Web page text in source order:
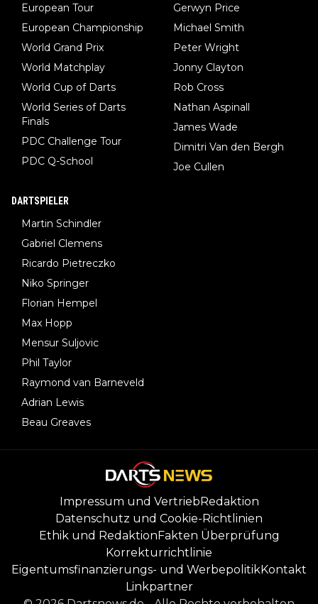
European Tour
European Championship
World Grand Prix
World Matchplay
World Cup of Darts
World Series of Darts
Finals
PDC Challenge Tour
PDC Q-School
Gerwyn Price
Michael Smith
Peter Wright
Jonny Clayton
Rob Cross
Nathan Aspinall
James Wade
Dimitri Van den Bergh
Joe Cullen
DARTSPIELER
Martin Schindler
Gabriel Clemens
Ricardo Pietreczko
Niko Springer
Florian Hempel
Max Hopp
Mensur Suljovic
Phil Taylor
Raymond van Barneveld
Adrian Lewis
Beau Greaves
Impressum und VertriebRedaktion
Datenschutz und Cookie-Richtlinien
Ethik und RedaktionFakten Überprüfung
Korrekturrichtlinie
Eigentumsfinanzierungs- und WerbepolitikKontakt
Linkpartner